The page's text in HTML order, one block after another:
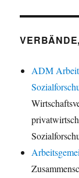
ADM